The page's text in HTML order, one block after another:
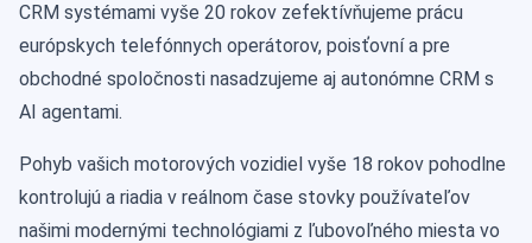
CRM systémami vyše 20 rokov zefektívňujeme prácu
európskych telefónnych operátorov, poisťovní a pre
obchodné spoločnosti nasadzujeme aj autonómne CRM s
AI agentami.
Pohyb vašich motorových vozidiel vyše 18 rokov pohodlne
kontrolujú a riadia v reálnom čase stovky používateľov
našimi modernými technológiami z ľubovoľného miesta vo